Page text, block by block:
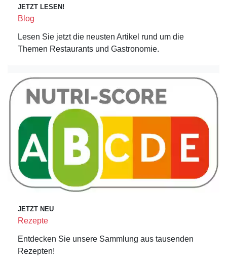
JETZT LESEN!
Blog
Lesen Sie jetzt die neusten Artikel rund um die
Themen Restaurants und Gastronomie.
JETZT NEU
Rezepte
Entdecken Sie unsere Sammlung aus tausenden
Rezepten!